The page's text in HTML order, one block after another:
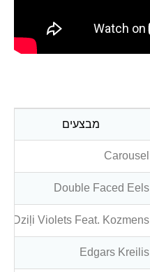
מבצעים
Carousel
Double Faced Eels
Dziļi Violets Feat. Kozmens
Edgars Kreilis